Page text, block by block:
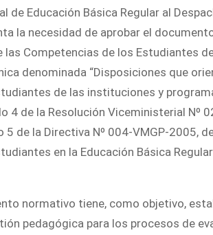
de Educación Básica Regular al
la necesidad de aprobar el
las Competencias de los Estudiantes
denominada “Disposiciones que
de las instituciones y
4 de la Resolución Viceministerial Nº
de la Directiva Nº 004-VMGP-2005,
en la Educación Básica
normativo tiene, como objetivo,
pedagógica para los procesos de